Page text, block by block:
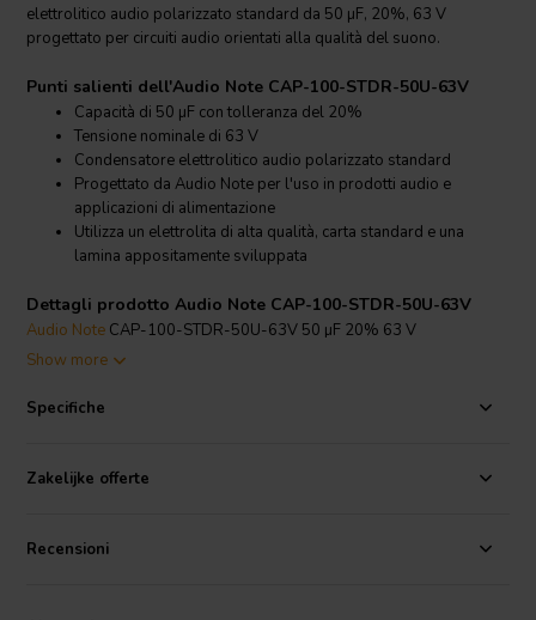
elettrolitico audio polarizzato standard da 50 µF, 20%, 63 V
progettato per circuiti audio orientati alla qualità del suono.
Punti salienti dell'Audio Note CAP-100-STDR-50U-63V
Capacità di 50 µF con tolleranza del 20%
Tensione nominale di 63 V
Condensatore elettrolitico audio polarizzato standard
Progettato da Audio Note per l'uso in prodotti audio e
applicazioni di alimentazione
Utilizza un elettrolita di alta qualità, carta standard e una
lamina appositamente sviluppata
Dettagli prodotto Audio Note CAP-100-STDR-50U-63V
Audio Note CAP-100-STDR-50U-63V 50 µF 20% 63 V
Condensatore Elettrolitico Audio Polarizzato Standard
L'Audio Note CAP-100-STDR-50U-63V appartiene alla gamma
combinando un elettrolita di alta qualità con carta selezionata e una
Con la sua capacità di 50 µF e la tensione nominale di 63 V, questo
Show more
Specifiche
Zakelijke offerte
Recensioni